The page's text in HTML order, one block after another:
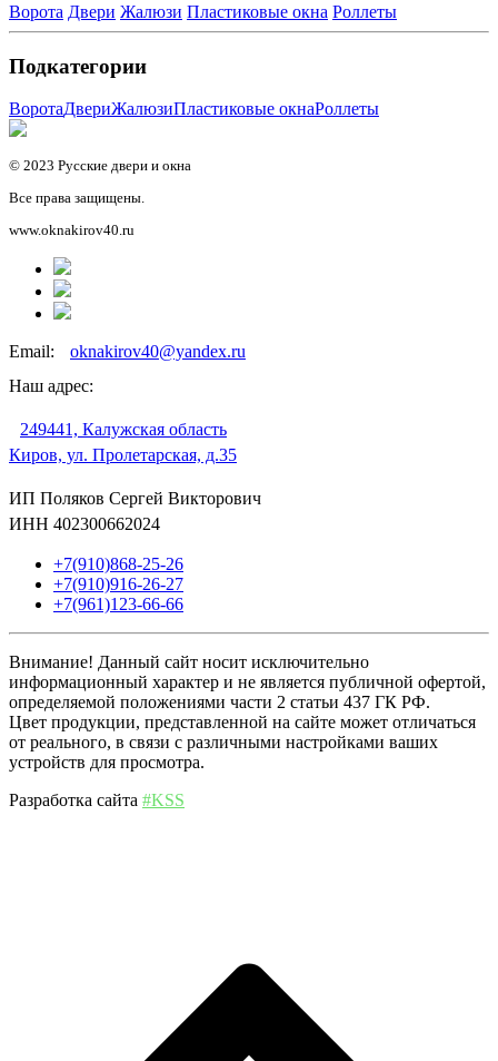
Ворота Двери Жалюзи Пластиковые окна Роллеты
Подкатегории
ВоротаДвериЖалюзиПластиковые окнаРоллеты
© 2023 Русские двери и окна
Все права защищены.
www.oknakirov40.ru
Email:
oknakirov40@yandex.ru
Наш адрес:
249441, Калужская область
Киров, ул. Пролетарская, д.35
ИП Поляков Сергей Викторович
ИНН 402300662024
+7(910)868-25-26
+7(910)916-26-27
+7(961)123-66-66
Внимание! Данный сайт носит исключительно
информационный характер и не является публичной офертой,
определяемой положениями части 2 статьи 437 ГК РФ.
Цвет продукции, представленной на сайте может отличаться
от реального, в связи с различными настройками ваших
устройств для просмотра.
Разработка сайта #KSS